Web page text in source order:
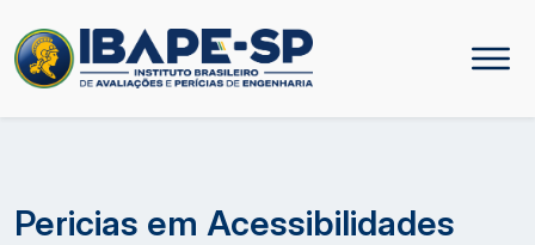
Pericias em Acessibilidades